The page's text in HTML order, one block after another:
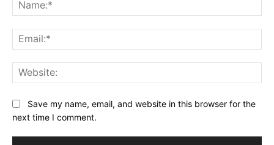
Save my name, email, and website in this browser for the
next time I comment.